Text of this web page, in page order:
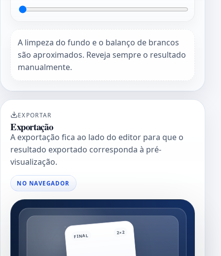
A limpeza do fundo e o balanço de brancos
são aproximados. Reveja sempre o resultado
manualmente.
EXPORTAR
Exportação
A exportação fica ao lado do editor para que o
resultado exportado corresponda à pré-
visualização.
NO NAVEGADOR
FINAL
2×2